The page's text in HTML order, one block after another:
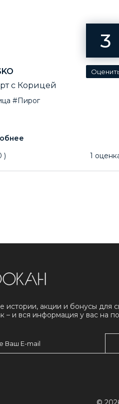
3
с Корицей
#Пирог
) 1
истории, акции и бонусы для
– и вся информация у вас на